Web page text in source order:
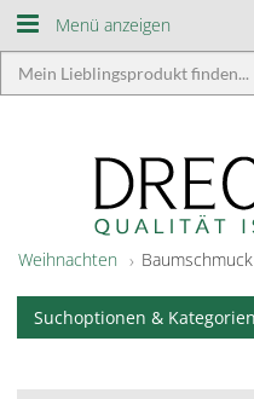
Menü anzeigen
Weihnachten Baumschmuck
Suchoptionen & Kategorien